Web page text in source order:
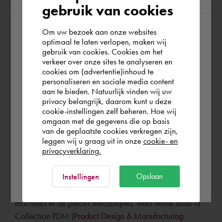
Autodesk est une entreprise de logiciels et de
technologies respectée, qui propose des logiciels
innovants pour la conception et l'ingénierie en 3D.
Souhaitez-vous commander le logiciel Autodesk ?
Grâce Cadac, vous pouvez acheter des logiciels
Autodesk au meilleur prix en Europe. Cadac propose
également des formules d'assistance étendues afin que
vous puissiez utiliser votre logiciel Autodesk de manière
optimale.
Le logiciel le plus connu d'Autodesk estAutoCAD
logiciel de conception complet pour la conception en
2D et la modélisation et la visualisation en 3D. Le
secteur du génie mécanique utilise largement Autodesk
Inventor pour créer des modèles 3D de produits, de
machines et de pièces mécaniques, mais utilise aussi la
Collection PDM (Product Design & Manufacturing
According to us you are situated in Rest of
the world. Please confirm in which country
you wish to shop.
Schweiz
Rest of the world
gebruik van cookies
Om uw bezoek aan onze websites
optimaal te laten verlopen, maken wij
gebruik van cookies. Cookies om het
verkeer over onze sites te analyseren en
cookies om (advertentie)inhoud te
personaliseren en sociale media content
aan te bieden. Natuurlijk vinden wij uw
privacy belangrijk, daarom kunt u deze
cookie-instellingen zelf beheren. Hoe wij
omgaan met de gegevens die op basis
van de geplaatste cookies verkregen zijn,
leggen wij u graag uit in onze cookie- en
privacyverklaring.
Instellingen Opslaan